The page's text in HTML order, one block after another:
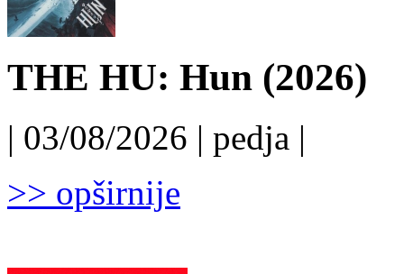
THE HU: Hun (2026)
| 03/08/2026 | pedja |
>> opširnije